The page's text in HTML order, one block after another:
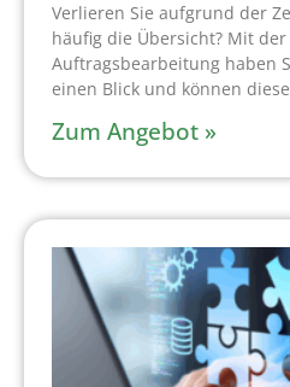
Verlieren Sie aufgrund der
häufig die Übersicht? Mit der
Auftragsbearbeitung haben
einen Blick und können
Zum Angebot »